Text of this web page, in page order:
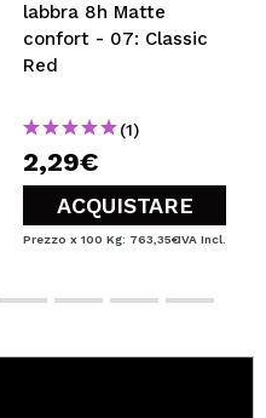
labbra 8h Matte
confort - 07: Classic
Red
(1)
2,29€
ACQUISTARE
Prezzo x 100 Kg: 763,35€IVA Incl.